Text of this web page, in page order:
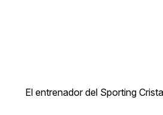
El entrenador del Sporting